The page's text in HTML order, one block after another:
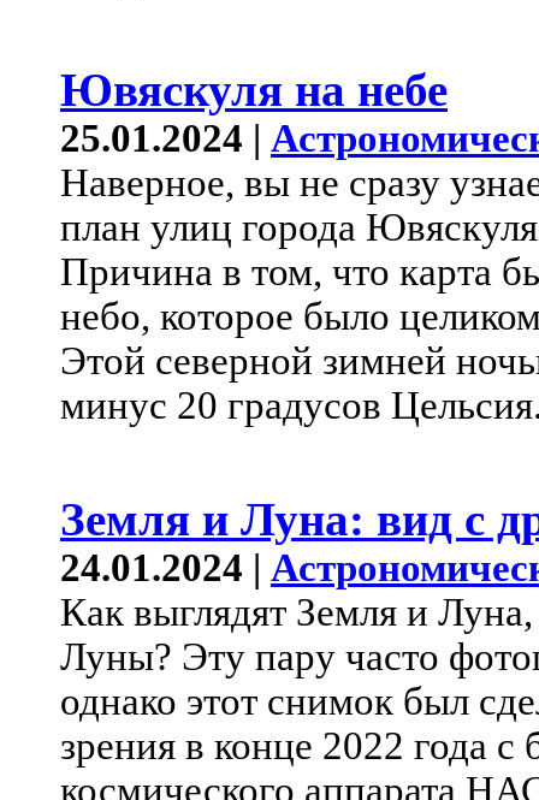
Ювяскуля на небе
25.01.2024 |
Наверное, вы не сразу
план улиц города
Причина в том, что карта
небо, которое было
Этой северной зимней
минус 20 градусов
Земля и Луна: вид с
24.01.2024 |
Как выглядят Земля и
Луны? Эту пару часто
однако этот снимок был
зрения в конце 2022 года с
космического аппарата